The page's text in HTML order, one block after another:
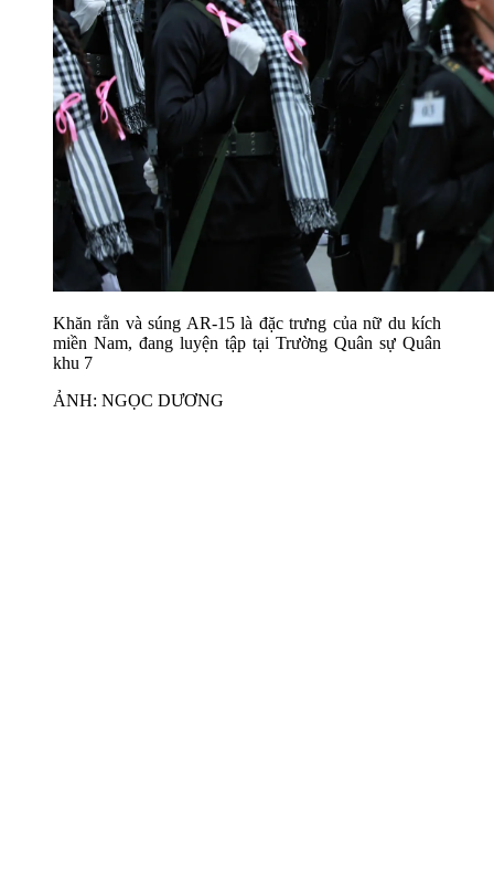
Khăn rằn và súng AR-15 là đặc trưng của nữ du kích
miền Nam, đang luyện tập tại Trường Quân sự Quân
khu 7
ẢNH: NGỌC DƯƠNG